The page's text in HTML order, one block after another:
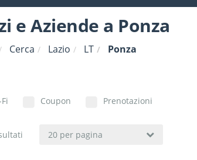
e Aziende a Ponza
Cerca Lazio LT Ponza
Coupon Prenotazioni
20 per pagina